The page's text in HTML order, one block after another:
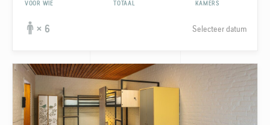
VOOR WIE TOTAAL KAMERS
× 6 Selecteer datum